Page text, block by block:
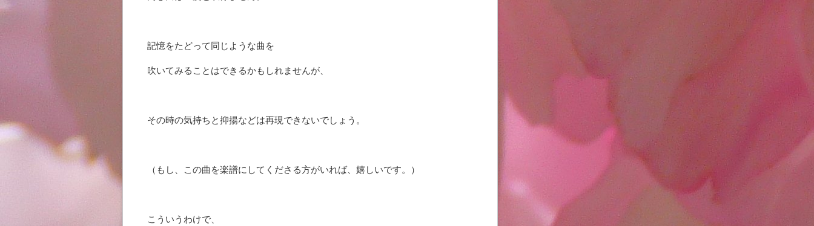
記憶をたどって同じような曲を
吹いてみることはできるかもしれませんが、
その時の気持ちと抑揚などは再現できないでしょう。
（もし、この曲を楽譜にしてくださる方がいれば、嬉しいです。）
こういうわけで、